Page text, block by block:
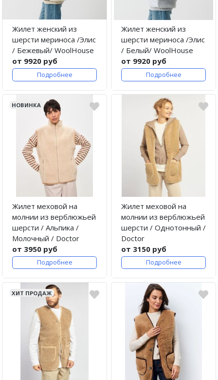
Жилет женский из
шерсти мериноса /Элис
/ Бежевый/ WoolHouse
от 9920 руб
Подробнее
Жилет женский из
шерсти мериноса /Элис
/ Белый/ WoolHouse
от 9920 руб
Подробнее
НОВИНКА
Жилет меховой на
молнии из верблюжьей
шерсти / Альпика /
Молочный / Doctor
от 3950 руб
Подробнее
Жилет меховой на
молнии из верблюжьей
шерсти / Однотонный /
Doctor
от 3150 руб
Подробнее
ХИТ ПРОДАЖ